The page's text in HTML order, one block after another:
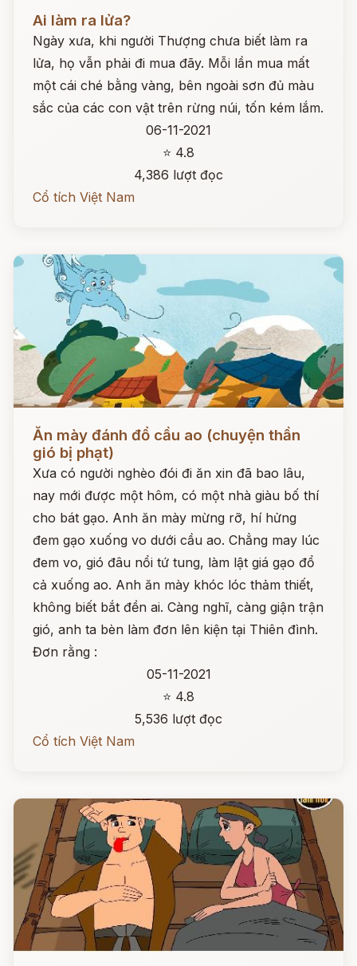
Ai làm ra lửa?
Ngày xưa, khi người Thượng chưa biết làm ra
lửa, họ vẫn phải đi mua đãy. Mỗi lần mua mất
một cái ché bằng vàng, bên ngoài sơn đủ màu
sắc của các con vật trên rừng núi, tốn kém lắm.
06-11-2021
⭐ 4.8
4,386 lượt đọc
Cổ tích Việt Nam
Đọc ngay
Ăn mày đánh đổ cầu ao (chuyện thần
gió bị phạt)
Xưa có người nghèo đói đi ăn xin đã bao lâu,
nay mới được một hôm, có một nhà giàu bố thí
cho bát gạo. Anh ăn mày mừng rỡ, hí hửng
đem gạo xuống vo dưới cầu ao. Chẳng may lúc
đem vo, gió đâu nổi tứ tung, làm lật giá gạo đổ
cả xuống ao. Anh ăn mày khóc lóc thảm thiết,
không biết bắt đền ai. Càng nghĩ, càng giận trận
gió, anh ta bèn làm đơn lên kiện tại Thiên đình.
Đơn rằng :
05-11-2021
⭐ 4.8
5,536 lượt đọc
Cổ tích Việt Nam